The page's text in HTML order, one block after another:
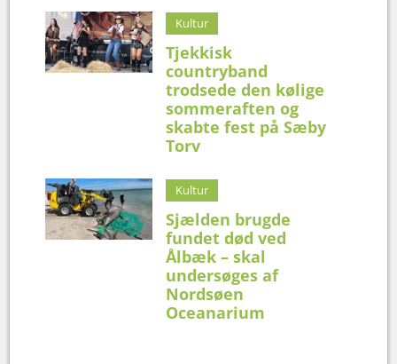
Kultur
Tjekkisk
countryband
trodsede den kølige
sommeraften og
skabte fest på Sæby
Torv
Kultur
Sjælden brugde
fundet død ved
Ålbæk – skal
undersøges af
Nordsøen
Oceanarium